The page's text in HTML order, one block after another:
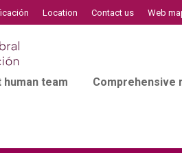
Location Contact us Web
team Comprehensive